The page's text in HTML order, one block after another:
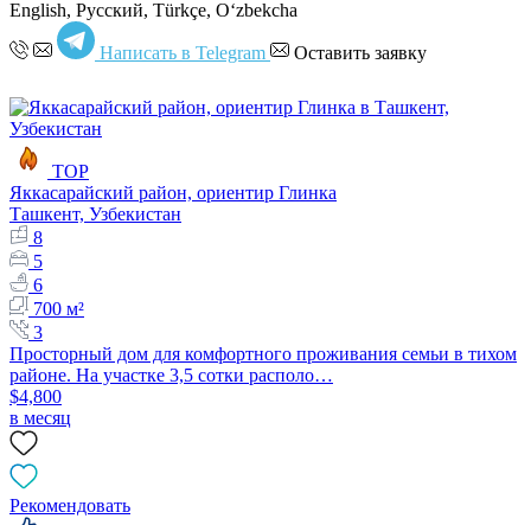
English, Русский, Türkçe, Oʻzbekcha
Написать в Telegram Оставить заявку
TOP
Яккасарайский район, ориентир Глинка
Ташкент, Узбекистан
8
5
6
700 м²
3
Просторный дом для комфортного проживания семьи в тихом
районе. На участке 3,5 сотки располо…
$4,800
в месяц
Рекомендовать